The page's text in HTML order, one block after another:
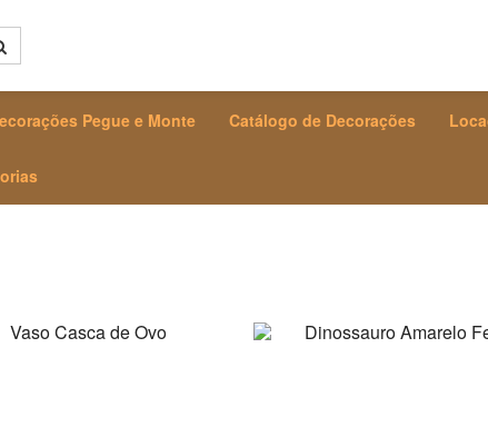
Pegue e Monte Catálogo de Decorações